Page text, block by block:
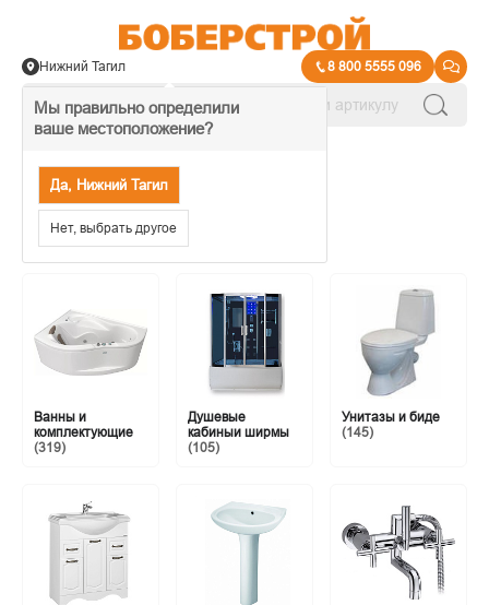
Мы правильно определили
ваше местоположение?
Да, Нижний Тагил
Нет, выбрать другое
Нижний Тагил 8 800 5555 096
Сантехника
Ванны и
комплектующие
(319)
Душевые
кабиныи ширмы
(105)
Унитазы и биде
(145)